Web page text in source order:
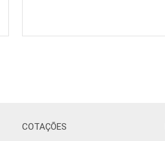
COTAÇÕES